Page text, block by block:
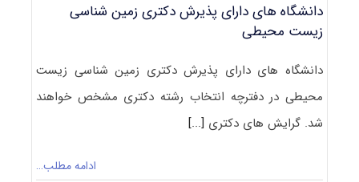
دانشگاه های دارای پذیرش دکتری زمین شناسی
زیست محیطی
دانشگاه های دارای پذیرش دکتری زمین شناسی زیست
محیطی در دفترچه انتخاب رشته دکتری مشخص خواهند
شد. گرایش های دکتری [...]
ادامه مطلب…